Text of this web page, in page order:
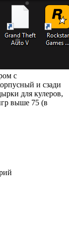
с
и сзади
для кулеров,
выше 75 (в